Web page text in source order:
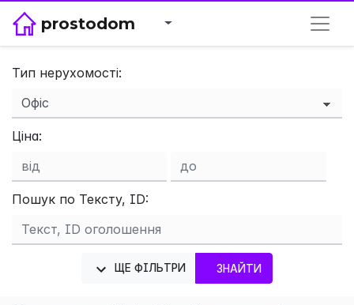
prostodom
Тип нерухомості:
Ціна:
Пошук по Тексту, ID:
ЩЕ ФІЛЬТРИ ЗНАЙТИ
×